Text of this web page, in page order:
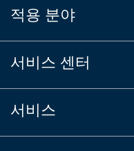
적용 분야
서비스 센터
서비스